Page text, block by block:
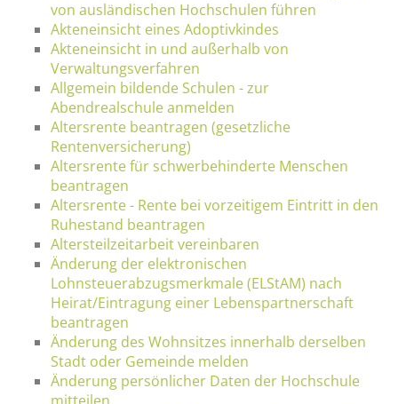
von ausländischen Hochschulen führen
Akteneinsicht eines Adoptivkindes
Akteneinsicht in und außerhalb von
Verwaltungsverfahren
Allgemein bildende Schulen - zur
Abendrealschule anmelden
Altersrente beantragen (gesetzliche
Rentenversicherung)
Altersrente für schwerbehinderte Menschen
beantragen
Altersrente - Rente bei vorzeitigem Eintritt in den
Ruhestand beantragen
Altersteilzeitarbeit vereinbaren
Änderung der elektronischen
Lohnsteuerabzugsmerkmale (ELStAM) nach
Heirat/Eintragung einer Lebenspartnerschaft
beantragen
Änderung des Wohnsitzes innerhalb derselben
Stadt oder Gemeinde melden
Änderung persönlicher Daten der Hochschule
mitteilen